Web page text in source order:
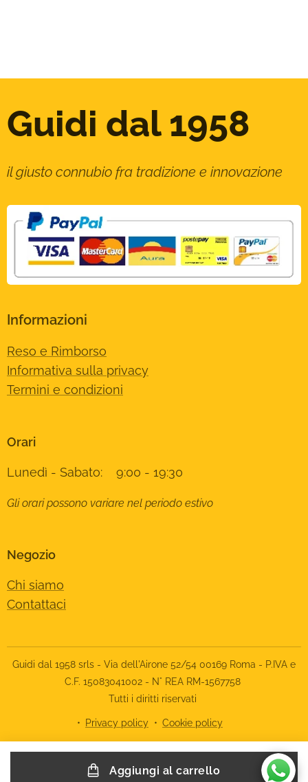
Aggiungi al carrello
Guidi dal 1958
il giusto connubio fra tradizione e innovazione
Informazioni
Reso e Rimborso
Informativa sulla privacy
Termini e condizioni
Orari
Lunedì - Sabato: 9:00 - 19:30
Gli orari possono variare nel periodo estivo
Negozio
Chi siamo
Contattaci
Guidi dal 1958 srls - Via dell'Airone 52/54 00169 Roma - P.IVA e
C.F. 15083041002 - N° REA RM-1567758
Tutti i diritti riservati
Privacy policy Cookie policy